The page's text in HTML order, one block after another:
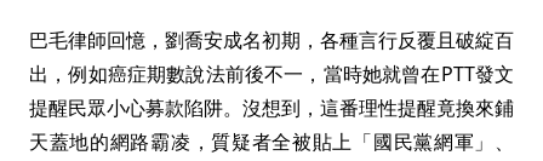
巴毛律師回憶，劉喬安成名初期，各種言行反覆且破綻百
出，例如癌症期數說法前後不一，當時她就曾在PTT發文
提醒民眾小心募款陷阱。沒想到，這番理性提醒竟換來鋪
天蓋地的網路霸凌，質疑者全被貼上「國民黨網軍」、